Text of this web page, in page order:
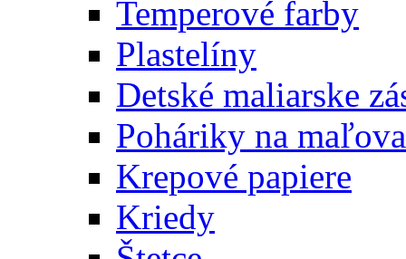
Temperové farby
Plastelíny
Detské maliarske
Poháriky na
Krepové papiere
Kriedy